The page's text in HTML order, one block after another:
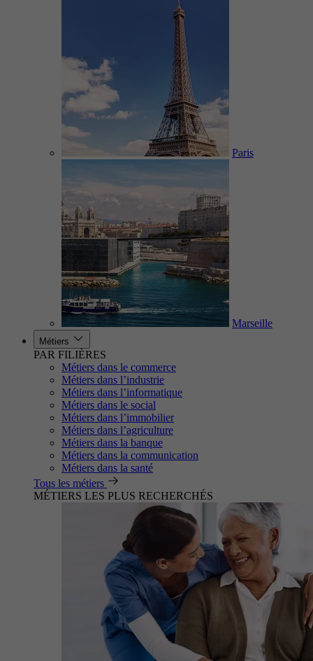
Paris
Marseille
Métiers
PAR FILIÈRES
Métiers dans le commerce
Métiers dans l’industrie
Métiers dans l’informatique
Métiers dans le social
Métiers dans l’immobilier
Métiers dans l’agriculture
Métiers dans la banque
Métiers dans la communication
Métiers dans la santé
Tous les métiers
MÉTIERS LES PLUS RECHERCHÉS